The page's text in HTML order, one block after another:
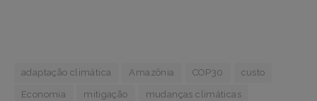
adaptação climática Amazônia COP30 custo
Economia mitigação mudanças climáticas